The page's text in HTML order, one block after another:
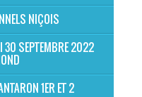
NIÇOIS
30 SEPTEMBRE 2022
1ER ET 2